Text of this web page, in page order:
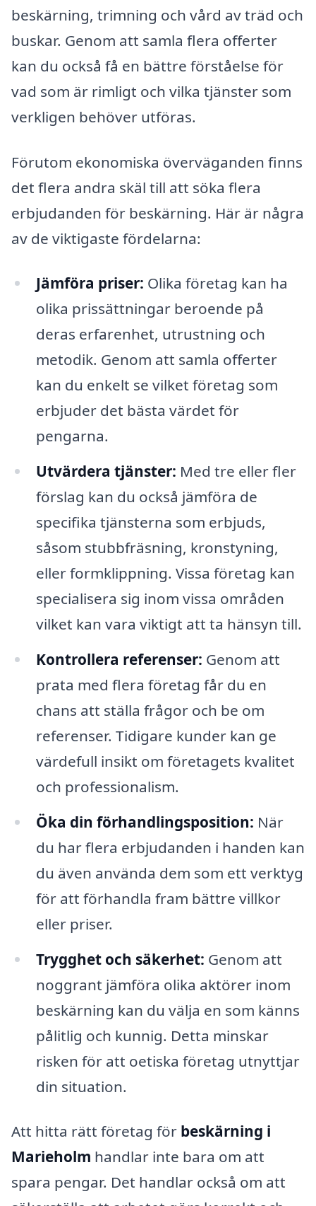
beskärning, trimning och vård av träd och
buskar. Genom att samla flera offerter
kan du också få en bättre förståelse för
vad som är rimligt och vilka tjänster som
verkligen behöver utföras.
Förutom ekonomiska överväganden finns
det flera andra skäl till att söka flera
erbjudanden för beskärning. Här är några
av de viktigaste fördelarna:
Jämföra priser: Olika företag kan ha
olika prissättningar beroende på
deras erfarenhet, utrustning och
metodik. Genom att samla offerter
kan du enkelt se vilket företag som
erbjuder det bästa värdet för
pengarna.
Utvärdera tjänster: Med tre eller fler
förslag kan du också jämföra de
specifika tjänsterna som erbjuds,
såsom stubbfräsning, kronstyning,
eller formklippning. Vissa företag kan
specialisera sig inom vissa områden
vilket kan vara viktigt att ta hänsyn till.
Kontrollera referenser: Genom att
prata med flera företag får du en
chans att ställa frågor och be om
referenser. Tidigare kunder kan ge
värdefull insikt om företagets kvalitet
och professionalism.
Öka din förhandlingsposition: När
du har flera erbjudanden i handen kan
du även använda dem som ett verktyg
för att förhandla fram bättre villkor
eller priser.
Trygghet och säkerhet: Genom att
noggrant jämföra olika aktörer inom
beskärning kan du välja en som känns
pålitlig och kunnig. Detta minskar
risken för att oetiska företag utnyttjar
din situation.
Att hitta rätt företag för beskärning i
Marieholm handlar inte bara om att
spara pengar. Det handlar också om att